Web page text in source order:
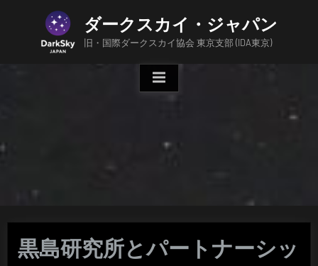
ダークスカイ・ジャパン
旧・国際ダークスカイ協会 東京支部 (IDA東京)
黒島研究所とパートナーシッ